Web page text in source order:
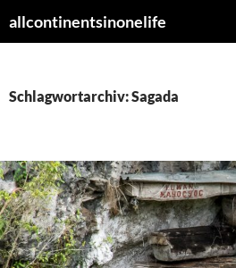
Inhalt
allcontinentsinonelife
Schlagwortarchiv: Sagada